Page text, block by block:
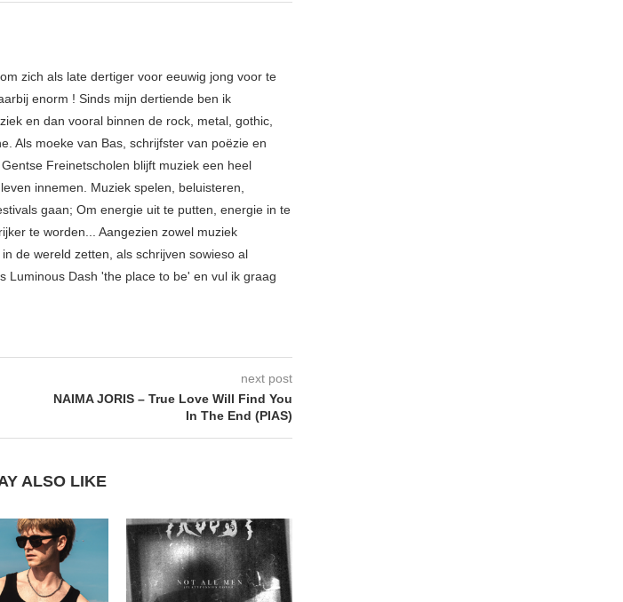
zich als late dertiger voor eeuwig jong voor te
enorm ! Sinds mijn dertiende ben ik
en dan vooral binnen de rock, metal, gothic,
Als moeke van Bas, schrijfster van poëzie en
Freinetscholen blijft muziek een heel
innemen. Muziek spelen, beluisteren,
gaan; Om energie uit te putten, energie in te
te worden... Aangezien zowel muziek
de wereld zetten, als schrijven sowieso al
Luminous Dash 'the place to be' en vul ik graag
next post
NAIMA JORIS – True Love Will Find You
In The End (PIAS)
ALSO LIKE